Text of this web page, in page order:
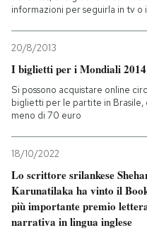
informazioni per seguirla in tv o
20/8/2013
I biglietti per i Mondiali 2014
Si possono acquistare online
biglietti per le partite in Brasile,
meno di 70 euro
18/10/2022
Lo scrittore srilankese
Karunatilaka ha vinto il
più importante premio
narrativa in lingua inglese